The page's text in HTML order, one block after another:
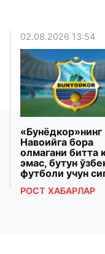
02.08.2026 13:54
«Бунёдкор»нинг
Навоийга бора
олмагани битта
эмас, бутун
футболи учун
РОСТ ХАБАРЛАР